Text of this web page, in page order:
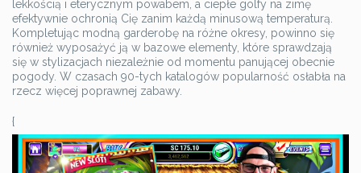
lekkością i eterycznym powabem, a ciepłe golfy na zimę
efektywnie ochronią Cię zanim każdą minusową temperaturą.
Kompletując modną garderobę na różne okresy, powinno się
również wyposażyć ją w bazowe elementy, które sprawdzają
się w stylizacjach niezależnie od momentu panującej obecnie
pogody. W czasach 90-tych katalogów popularność osłabła na
rzecz więcej poprawnej zabawy.
{